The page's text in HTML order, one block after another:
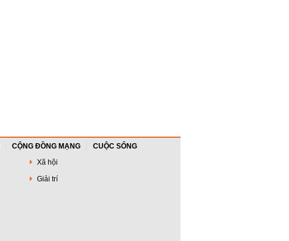
CỘNG ĐỒNG MẠNG
CUỘC SỐNG
Xã hội
Giải trí